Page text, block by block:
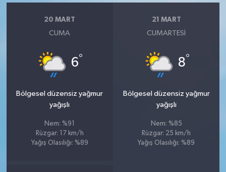
20 MART
CUMA
6°
Bölgesel düzensiz yağmur
yağışlı
Nem: %91
Rüzgar: 17 km/h
Yağış Olasılığı: %89
21 MART
CUMARTESI
8°
Bölgesel düzensiz yağmur
yağışlı
Nem: %85
Rüzgar: 25 km/h
Yağış Olasılığı: %89